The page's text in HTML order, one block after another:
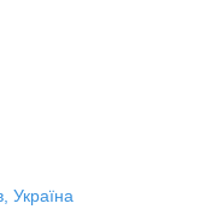
Україна